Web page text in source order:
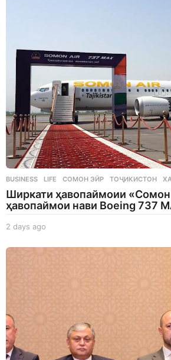
BUSINESS ,LIFE СОМОН ЭЙР ,ТОҶИКИСТОН ,
Ширкати ҳавопаймоии
ҳавопаймои нави Boeing 737
2 days ago
a